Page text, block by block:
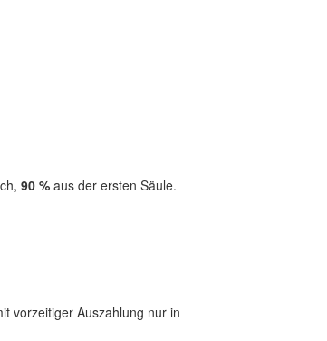
90 % aus der ersten Säule.
vorzeitiger Auszahlung nur in